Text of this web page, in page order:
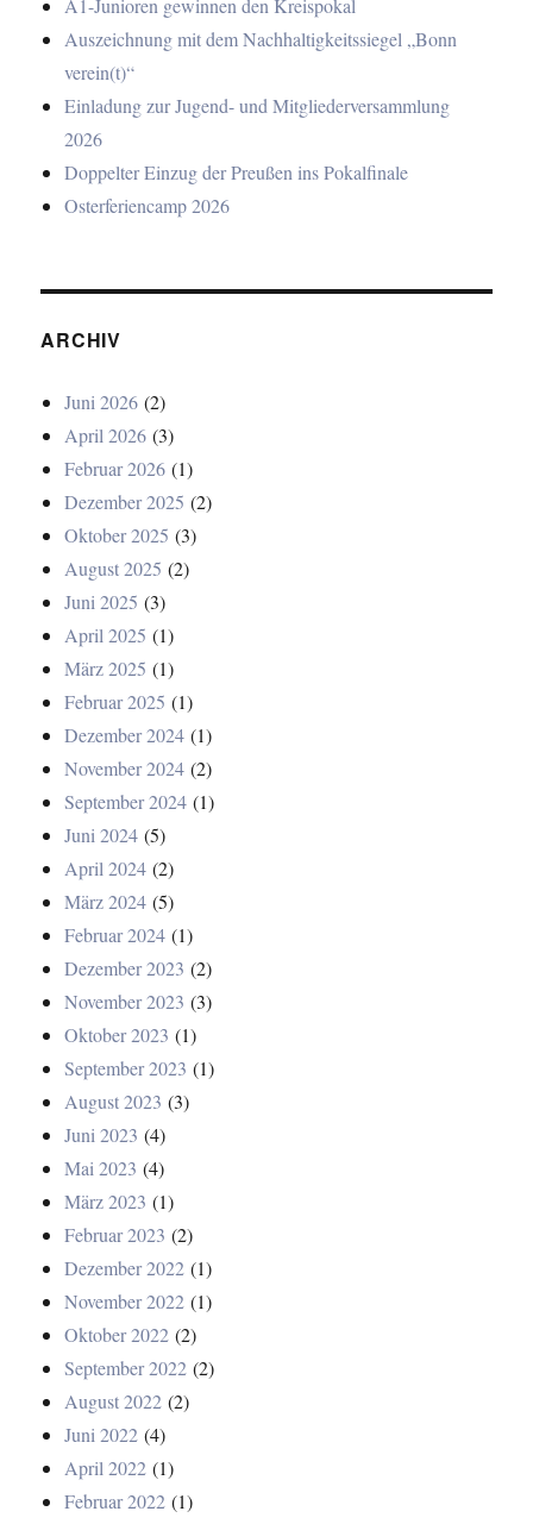
A1-Junioren gewinnen den Kreispokal
Auszeichnung mit dem Nachhaltigkeitssiegel „Bonn
verein(t)“
Einladung zur Jugend- und Mitgliederversammlung
2026
Doppelter Einzug der Preußen ins Pokalfinale
Osterferiencamp 2026
ARCHIV
Juni 2026 (2)
April 2026 (3)
Februar 2026 (1)
Dezember 2025 (2)
Oktober 2025 (3)
August 2025 (2)
Juni 2025 (3)
April 2025 (1)
März 2025 (1)
Februar 2025 (1)
Dezember 2024 (1)
November 2024 (2)
September 2024 (1)
Juni 2024 (5)
April 2024 (2)
März 2024 (5)
Februar 2024 (1)
Dezember 2023 (2)
November 2023 (3)
Oktober 2023 (1)
September 2023 (1)
August 2023 (3)
Juni 2023 (4)
Mai 2023 (4)
März 2023 (1)
Februar 2023 (2)
Dezember 2022 (1)
November 2022 (1)
Oktober 2022 (2)
September 2022 (2)
August 2022 (2)
Juni 2022 (4)
April 2022 (1)
Februar 2022 (1)